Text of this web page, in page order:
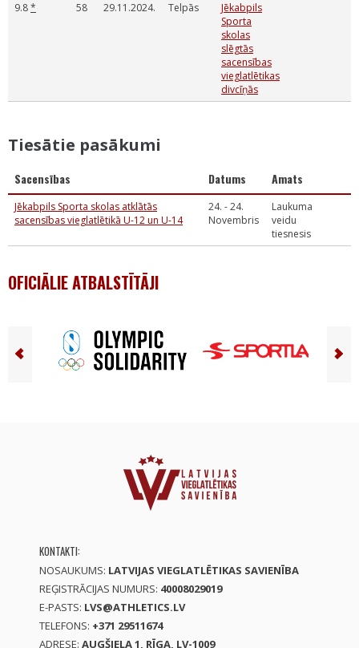
9.8* 58 29.11.2024. Telpās
Jēkabpils
Sporta
skolas
slēgtās
sacensības
vieglatlētikas
divcīņās
Tiesātie pasākumi
Sacensības Datums Amats
Jēkabpils Sporta skolas atklātās
sacensības vieglatlētikā U-12 un U-14
24. - 24.
Novembris
Laukuma
veidu
tiesnesis
OFICIĀLIE ATBALSTĪTĀJI
KONTAKTI:
NOSAUKUMS: LATVIJAS VIEGLATLĒTIKAS SAVIENĪBA
REĢISTRĀCIJAS NUMURS: 40008029019
E-PASTS: LVS@ATHLETICS.LV
TELEFONS: +371 29511674
ADRESE: AUGŠIELA 1, RĪGA, LV-1009